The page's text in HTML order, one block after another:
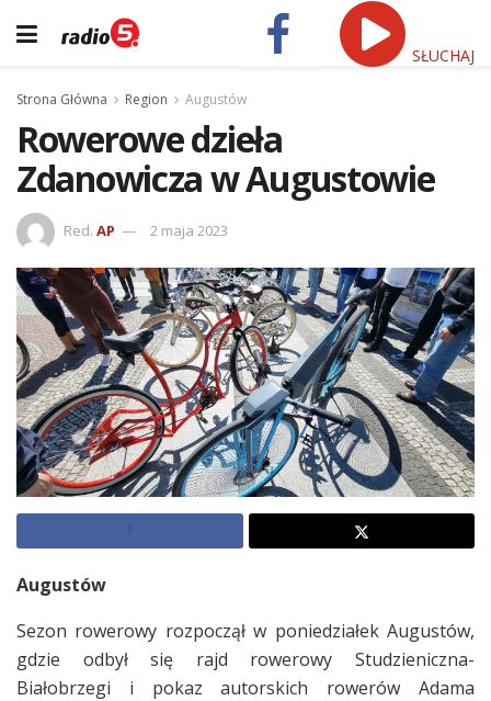
SŁUCHAJ
Strona Główna Region Augustów
Rowerowe dzieła
Zdanowicza w Augustowie
Red. AP 2 maja 2023
Augustów
Sezon rowerowy rozpoczął w poniedziałek Augustów,
gdzie odbył się rajd rowerowy Studzieniczna-
Białobrzegi i pokaz autorskich rowerów Adama